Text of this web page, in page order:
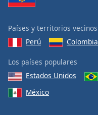
Países y territorios vecinos
Perú
Colombia
Los países populares
Estados Unidos
México